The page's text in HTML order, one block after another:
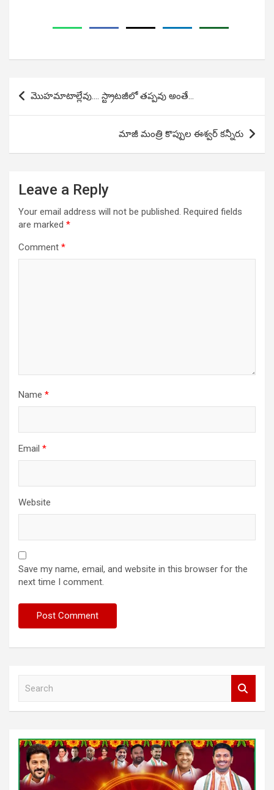
Post
navigation
మొహమాటాల్లేవు…. స్ట్రాటజీలో తప్పవు అంతే…
మాజీ మంత్రి కొప్పుల ఈశ్వర్ కన్నీరు
Leave a Reply
Your email address will not be published. Required fields
are marked *
Comment *
Name *
Email *
Website
Save my name, email, and website in this browser for the
next time I comment.
h